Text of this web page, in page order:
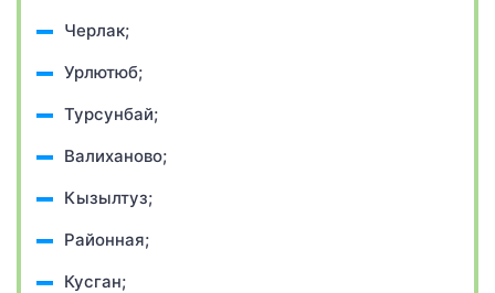
Черлак;
Урлютюб;
Турсунбай;
Валиханово;
Кызылтуз;
Районная;
Кусган;